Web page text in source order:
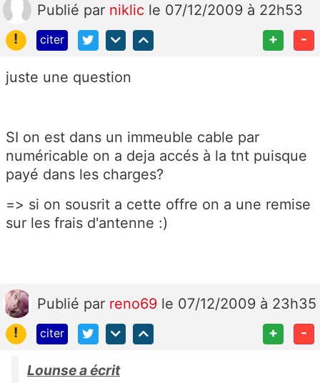
Publié par niklic le 07/12/2009 à 22h53
!
citer + -
juste une question
SI on est dans un immeuble cable par
numéricable on a deja accés à la tnt puisque
payé dans les charges?
=> si on sousrit a cette offre on a une remise
sur les frais d'antenne :)
Publié par reno69 le 07/12/2009 à 23h35
!
citer + -
Lounse a écrit